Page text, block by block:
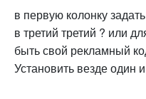
в первую колонку
в третий третий ? или
быть свой рекламный
Установить везде один